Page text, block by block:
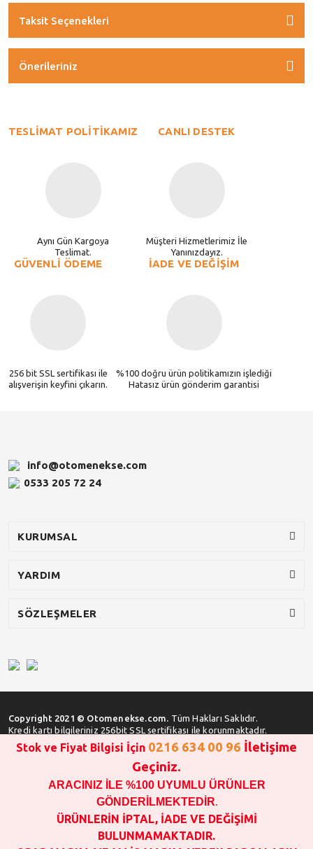
Taksit Seçenekleri
Önerileriniz
TESLİMAT POLİTİKAMIZ
Aynı Gün Kargoya
Teslimat.
CANLI DESTEK
Müşteri Hizmetlerimiz İle
Yanınızdayız.
GÜVENLİ ÖDEME
256 bit SSL sertifikası ile
alışverişin keyfini çıkarın.
İADE VE DEĞİŞİM
%100 doğru ürün politikamızın işlediği
Hatasız ürün gönderim garantisi
info@otomenekse.com
0533 205 72 24
KURUMSAL
YARDIM
SÖZLEŞMELER
Copyright 2021 © Otomenekse.com. Tüm Hakları Saklıdır.
Kredi kartı bilgileriniz 256bit SSL sertifikası ile korunmaktadır.
SATIN ALMA İŞLEMİ YAPMADAN ÖNCE
STOK VE FİYAT BİLGİSİ ALINIZ !!!
1000 TL VE ÜSTÜ SİPARİŞ VERİLEBİLİR!!!
OPAR MARKA VE MAİS MARKA YEDEK PARÇALARIN
GARANTİSİ YOKTUR!!!!!!!!!!!
Stok ve Fiyat Bilgisi İçin 0216 634 00 96 İletişime
Geçiniz.
ARACINIZ İLE %100 UYUMLU ÜRÜNLER
GÖNDERİLMEKTEDİR.
ÜRÜNLERİN İPTAL, İADE VE DEĞİŞİMİ
BULUNMAMAKTADIR.